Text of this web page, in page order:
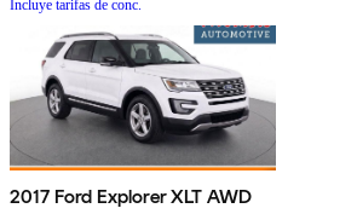
Incluye tarifas de conc.
2017 Ford Explorer XLT AWD